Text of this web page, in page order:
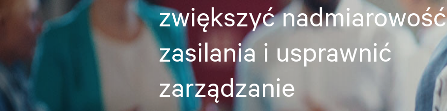
zwiększyć nadmiarowość
zasilania i usprawnić
zarządzanie